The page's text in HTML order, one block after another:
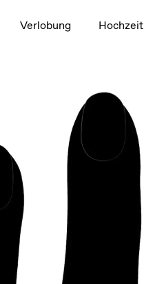
Verlobung Hochzeit